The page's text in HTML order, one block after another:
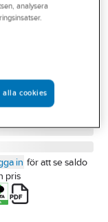
alla rör
50
artikelnr:
in för att se saldo
pris
analysera
alla cookies